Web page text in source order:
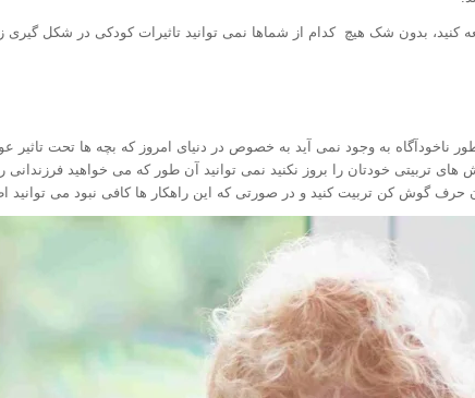
کنید، بدون شک هیچ کدام از شماها نمی توانید تاثیرات کودکی در شکل گیری
به وجود نمی آید به خصوص در دنیای امروز که بچه ها تحت تاثیر
تربیتی خودتان را بروز نکنید نمی توانید آن طور که می خواهید فرزندانی
گوش کن تربیت کنید و در صورتی که این راهکار ها کافی نبود می توانید